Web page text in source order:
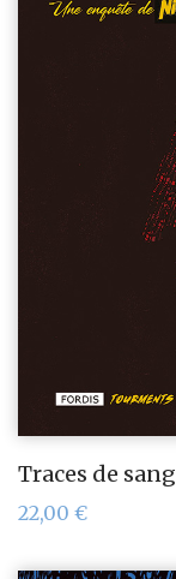
Traces de sang
22,00 €